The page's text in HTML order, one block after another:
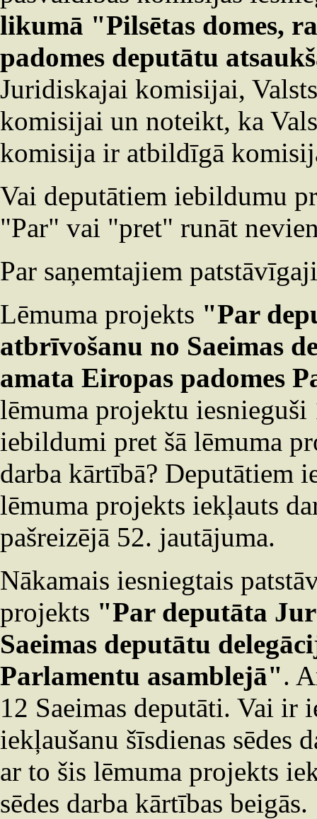
likumā "Pilsētas domes,
padomes deputātu
Juridiskajai komisijai,
komisijai un noteikt, ka
komisija ir atbildīgā
Vai deputātiem iebildumu
"Par" vai "pret" runāt
Par saņemtajiem
Lēmuma projekts "Par
atbrīvošanu no Saeimas
amata Eiropas padomes
lēmuma projektu
iebildumi pret šā lēmuma
darba kārtībā? Deputātiem
lēmuma projekts iekļauts
pašreizējā 52. jautājuma.
Nākamais iesniegtais
projekts "Par deputāta
Saeimas deputātu
Parlamentu asamblejā".
12 Saeimas deputāti. Vai ir
iekļaušanu šīsdienas sēdes
ar to šis lēmuma projekts
sēdes darba kārtības beigās.